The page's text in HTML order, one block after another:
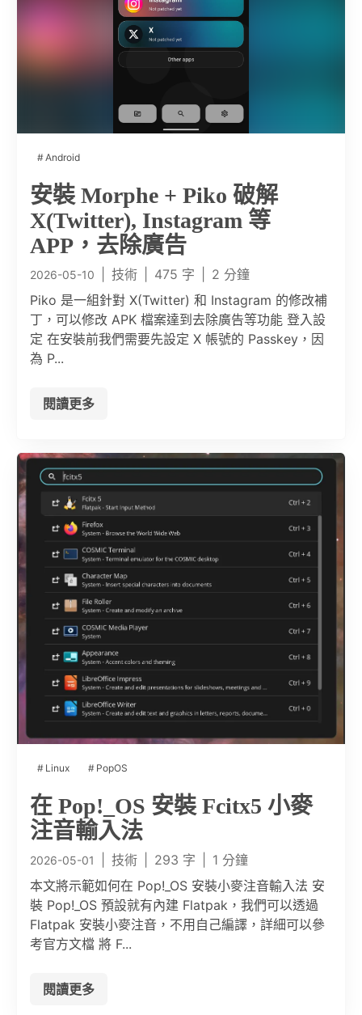
Android
安裝 Morphe + Piko 破解
X(Twitter), Instagram 等
APP，去除廣告
2026-05-10 技術 475 字
2 分鐘
Piko 是一組針對 X(Twitter) 和 Instagram 的修改補
丁，可以修改 APK 檔案達到去除廣告等功能 登入設
定 在安裝前我們需要先設定 X 帳號的 Passkey，因
為 P...
閱讀更多
Linux PopOS
在 Pop!_OS 安裝 Fcitx5 小麥
注音輸入法
2026-05-01 技術 293 字
1 分鐘
本文將示範如何在 Pop!_OS 安裝小麥注音輸入法 安
裝 Pop!_OS 預設就有內建 Flatpak，我們可以透過
Flatpak 安裝小麥注音，不用自己編譯，詳細可以參
考官方文檔 將 F...
閱讀更多